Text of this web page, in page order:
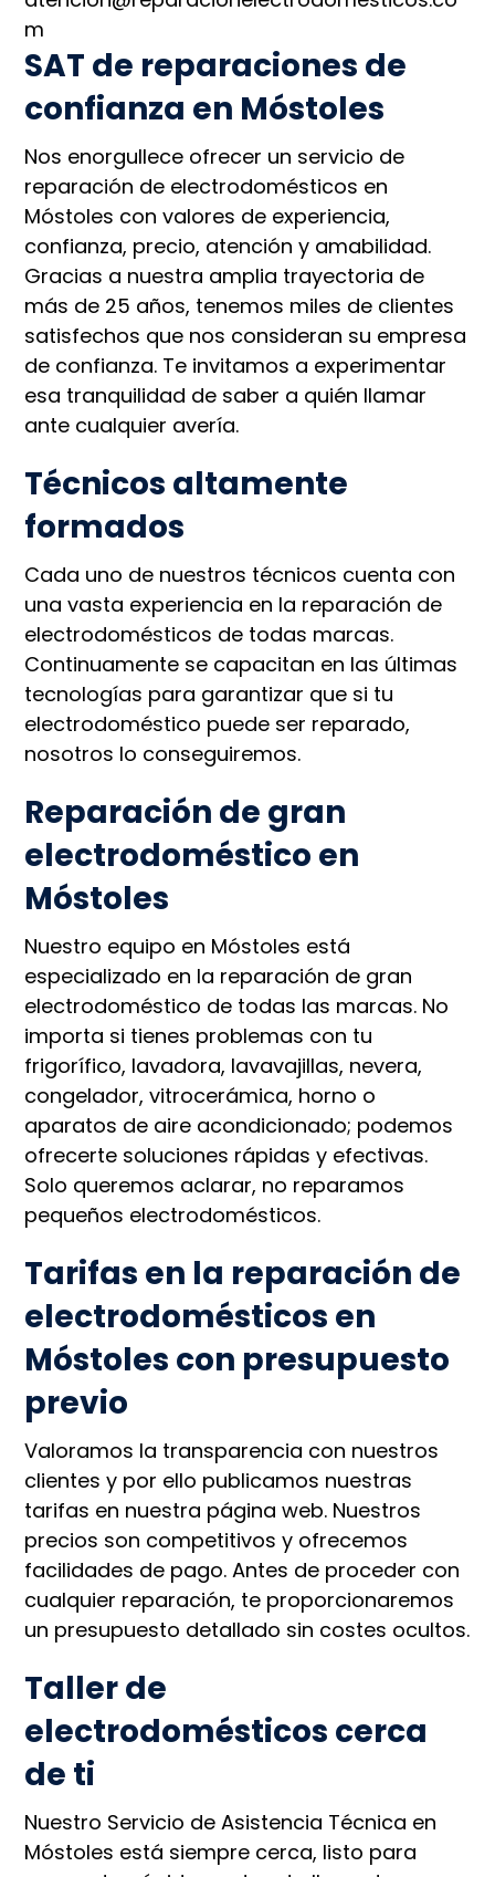
m
SAT de reparaciones de
confianza en Móstoles
Nos enorgullece ofrecer un servicio de
reparación de electrodomésticos en
Móstoles con valores de experiencia,
confianza, precio, atención y amabilidad.
Gracias a nuestra amplia trayectoria de
más de 25 años, tenemos miles de clientes
satisfechos que nos consideran su empresa
de confianza. Te invitamos a experimentar
esa tranquilidad de saber a quién llamar
ante cualquier avería.
Técnicos altamente
formados
Cada uno de nuestros técnicos cuenta con
una vasta experiencia en la reparación de
electrodomésticos de todas marcas.
Continuamente se capacitan en las últimas
tecnologías para garantizar que si tu
electrodoméstico puede ser reparado,
nosotros lo conseguiremos.
Reparación de gran
electrodoméstico en
Móstoles
Nuestro equipo en Móstoles está
especializado en la reparación de gran
electrodoméstico de todas las marcas. No
importa si tienes problemas con tu
frigorífico, lavadora, lavavajillas, nevera,
congelador, vitrocerámica, horno o
aparatos de aire acondicionado; podemos
ofrecerte soluciones rápidas y efectivas.
Solo queremos aclarar, no reparamos
pequeños electrodomésticos.
Tarifas en la reparación de
electrodomésticos en
Móstoles con presupuesto
previo
Valoramos la transparencia con nuestros
clientes y por ello publicamos nuestras
tarifas en nuestra página web. Nuestros
precios son competitivos y ofrecemos
facilidades de pago. Antes de proceder con
cualquier reparación, te proporcionaremos
un presupuesto detallado sin costes ocultos.
Taller de
electrodomésticos cerca
de ti
Nuestro Servicio de Asistencia Técnica en
Móstoles está siempre cerca, listo para